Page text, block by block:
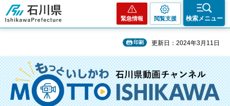
石川県
緊急情報 閲覧支援 検索メニュー
印刷 更新日：2024年3月11日